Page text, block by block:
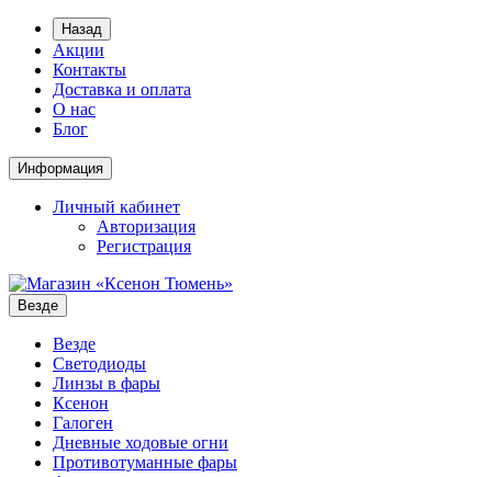
Назад
Акции
Контакты
Доставка и оплата
О нас
Блог
Информация
Личный кабинет
Авторизация
Регистрация
Везде
Везде
Светодиоды
Линзы в фары
Ксенон
Галоген
Дневные ходовые огни
Противотуманные фары